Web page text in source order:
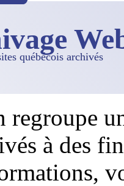
québécois archivés
à des